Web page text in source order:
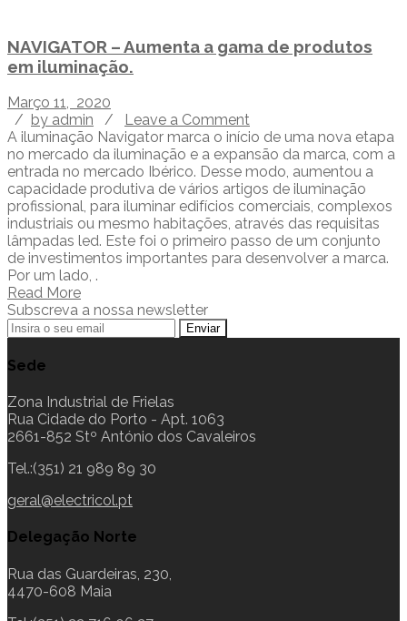
NAVIGATOR – Aumenta a gama de produtos
em iluminação.
Março 11, 2020
/ by admin /
Leave a Comment
A iluminação Navigator marca o início de uma nova etapa
no mercado da iluminação e a expansão da marca, com a
entrada no mercado Ibérico. Desse modo, aumentou a
capacidade produtiva de vários artigos de iluminação
profissional, para iluminar edifícios comerciais, complexos
industriais ou mesmo habitações, através das requisitas
lâmpadas led. Este foi o primeiro passo de um conjunto
de investimentos importantes para desenvolver a marca.
Por um lado, .
Read More
Subscreva a nossa newsletter
Sede
Zona Industrial de Frielas
Rua Cidade do Porto - Apt. 1063
2661-852 Stº António dos Cavaleiros
Tel.:(351) 21 989 89 30
geral@electricol.pt
Delegação Norte
Rua das Guardeiras, 230,
4470-608 Maia